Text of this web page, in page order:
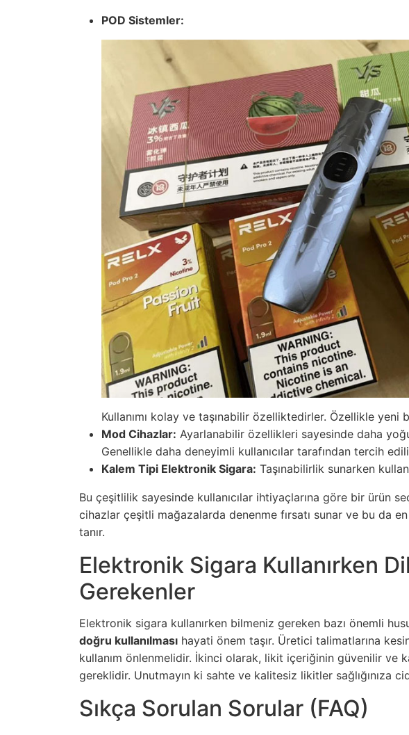
POD Sistemler:
Kullanımı kolay ve taşınabilir özelliktedirler. Özellikle yeni
Mod Cihazlar: Ayarlanabilir özellikleri sayesinde daha
Genellikle daha deneyimli kullanıcılar tarafından tercih
Kalem Tipi Elektronik Sigara: Taşınabilirlik sunarken
Bu çeşitlilik sayesinde kullanıcılar ihtiyaçlarına göre bir ürün
cihazlar çeşitli mağazalarda denenme fırsatı sunar ve bu da
tanır.
Elektronik Sigara Kullanırken
Gerekenler
Elektronik sigara kullanırken bilmeniz gereken bazı önemli
doğru kullanılması hayati önem taşır. Üretici talimatlarına
kullanım önlenmelidir. İkinci olarak, likit içeriğinin güvenilir ve
gereklidir. Unutmayın ki sahte ve kalitesiz likitler sağlığınıza
Sıkça Sorulan Sorular (FAQ)